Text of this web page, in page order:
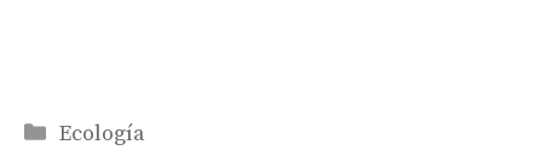
Categorías
Ecología